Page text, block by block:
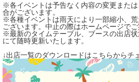
※各イベントは予告なく内容の変更また
合がございます。
※各種イベントは雨天により一部縮小、
ございます。中止の際はホームページでご
※最新のタイムテーブル、ブースの出店
にて随時更新いたします。
↓出店一覧のダウンロードはこちらからチ